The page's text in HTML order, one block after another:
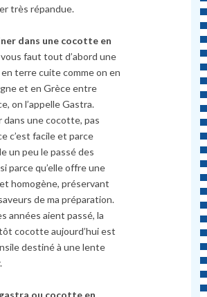
très répandue.
dans une cocotte en
faut tout d’abord une
terre cuite comme on en
et en Grèce entre
on l’appelle Gastra.
dans une cocotte, pas
c’est facile et parce
un peu le passé des
parce qu’elle offre une
homogène, préservant
de ma préparation.
années aient passé, la
cocotte aujourd’hui est
destiné à une lente
ou cocotte en